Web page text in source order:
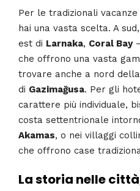
Per le tradizionali
hai una vasta scelta. A sud,
est di Larnaka, Coral Bay
che offrono una vasta
trovare anche a nord della
di Gazimağusa. Per gli
carattere più individuale,
costa settentrionale
Akamas, o nei villaggi
che offrono case
La storia nelle